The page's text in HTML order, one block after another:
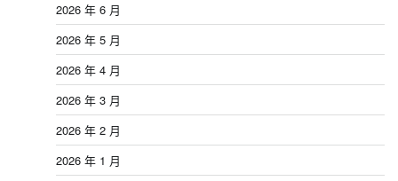
2026 年 6 月
2026 年 5 月
2026 年 4 月
2026 年 3 月
2026 年 2 月
2026 年 1 月